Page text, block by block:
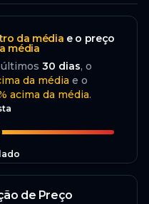
da média e o preço
média
30 dias, o
da média e o
acima da média.
de Preço